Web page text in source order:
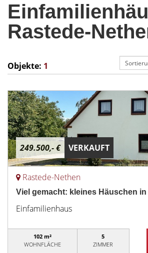
Rastede-
Objekte: 1
249.500,- € VERKAUFT
Rastede-Nethen
Viel gemacht: kleines Häuschen
Einfamilienhaus
102 m²
WOHNFLÄCHE
5
ZIMMER